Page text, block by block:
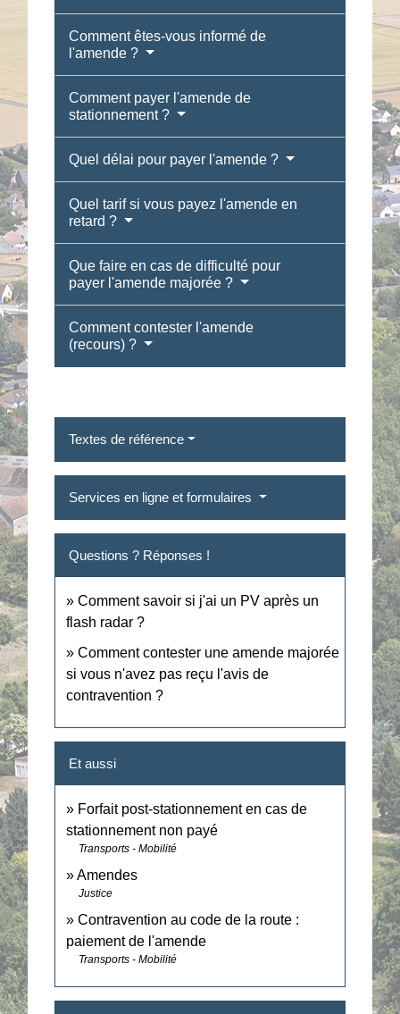
Comment êtes-vous informé de
l'amende ?
Comment payer l'amende de
stationnement ?
Quel délai pour payer l'amende ?
Quel tarif si vous payez l'amende en
retard ?
Que faire en cas de difficulté pour
payer l'amende majorée ?
Comment contester l'amende
(recours) ?
Textes de référence
Services en ligne et formulaires
Questions ? Réponses !
Comment savoir si j'ai un PV après un
flash radar ?
Comment contester une amende majorée
si vous n'avez pas reçu l'avis de
contravention ?
Et aussi
Forfait post-stationnement en cas de
stationnement non payé
Transports - Mobilité
Amendes
Justice
Contravention au code de la route :
paiement de l'amende
Transports - Mobilité